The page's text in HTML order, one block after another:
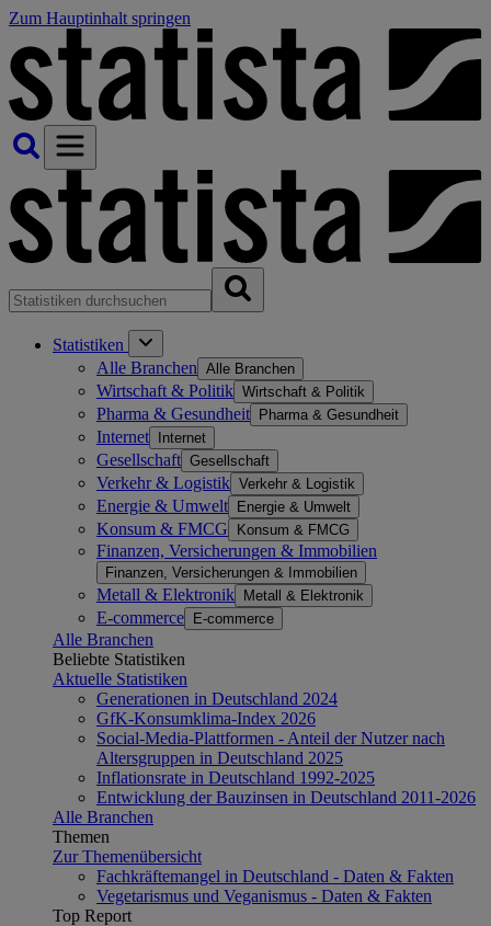
Zum Hauptinhalt springen
Statistiken
Alle Branchen Alle Branchen
Wirtschaft & Politik Wirtschaft & Politik
Pharma & Gesundheit Pharma & Gesundheit
Internet Internet
Gesellschaft Gesellschaft
Verkehr & Logistik Verkehr & Logistik
Energie & Umwelt Energie & Umwelt
Konsum & FMCG Konsum & FMCG
Finanzen, Versicherungen & Immobilien
Finanzen, Versicherungen & Immobilien
Metall & Elektronik Metall & Elektronik
E-commerce E-commerce
Alle Branchen
Beliebte Statistiken
Aktuelle Statistiken
Generationen in Deutschland 2024
GfK-Konsumklima-Index 2026
Social-Media-Plattformen - Anteil der Nutzer nach
Altersgruppen in Deutschland 2025
Inflationsrate in Deutschland 1992-2025
Entwicklung der Bauzinsen in Deutschland 2011-2026
Alle Branchen
Themen
Zur Themenübersicht
Fachkräftemangel in Deutschland - Daten & Fakten
Vegetarismus und Veganismus - Daten & Fakten
Top Report